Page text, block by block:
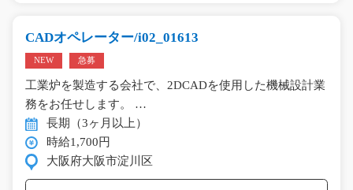
CADオペレーター/i02_01613
NEW 急募
工業炉を製造する会社で、2DCADを使用した機械設計業
務をお任せします。 …
長期（3ヶ月以上）
時給1,700円
大阪府大阪市淀川区